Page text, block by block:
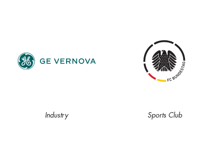
Industry Sports Club